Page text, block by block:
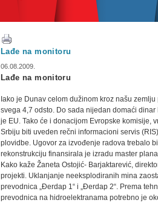
Lađe na monitoru
06.08.2009.
Lađe na monitoru
Iako je Dunav celom dužinom kroz našu
svega 4,7 odsto. Do sada nijedan domaći
je EU. Tako će i donacijom Evropske komisije,
Srbiju biti uveden rečni informacioni servis
plovidbe. Ugovor za izvođenje radova trebalo
rekonstrukciju finansirala je izradu master
Kako kaže Žaneta Ostojić- Barjaktarević,
projekti. Uklanjanje neeksplodiranih mina
prevodnica „Đerdap 1“ i „Đerdap 2“. Prema
prevodnica na hidroelektranama potrebno je